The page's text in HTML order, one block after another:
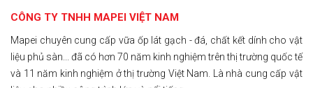
CÔNG TY TNHH MAPEI VIỆT NAM
Mapei chuyên cung cấp vữa ốp lát gạch - đá, chất kết dính cho vật
liệu phủ sàn... đã có hơn 70 năm kinh nghiệm trên thị trường quốc tế
và 11 năm kinh nghiệm ở thị trường Việt Nam. Là nhà cung cấp vật